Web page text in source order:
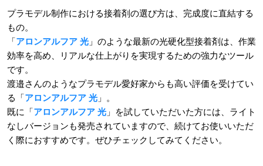
プラモデル制作における接着剤の選び方は、完成度に直結する
もの。
「アロンアルフア 光」のような最新の光硬化型接着剤は、作業
効率を高め、リアルな仕上がりを実現するための強力なツール
です。
渡邉さんのようなプラモデル愛好家からも高い評価を受けてい
る「アロンアルフア 光」。
既に「アロンアルフア 光」を試していただいた方には、ライト
なしバージョンも発売されていますので、続けてお使いいただ
く際におすすめです。ぜひチェックしてみてください。